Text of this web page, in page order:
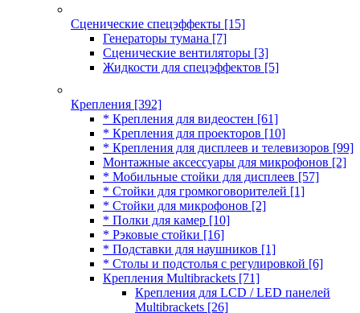
Сценические спецэффекты [15]
Генераторы тумана [7]
Сценические вентиляторы [3]
Жидкости для спецэффектов [5]
Крепления [392]
* Крепления для видеостен [61]
* Крепления для проекторов [10]
* Крепления для дисплеев и телевизоров [99]
Монтажные аксессуары для микрофонов [2]
* Мобильные стойки для дисплеев [57]
* Стойки для громкоговорителей [1]
* Стойки для микрофонов [2]
* Полки для камер [10]
* Рэковые стойки [16]
* Подставки для наушников [1]
* Столы и подстолья с регулировкой [6]
Крепления Multibrackets [71]
Крепления для LCD / LED панелей
Multibrackets [26]